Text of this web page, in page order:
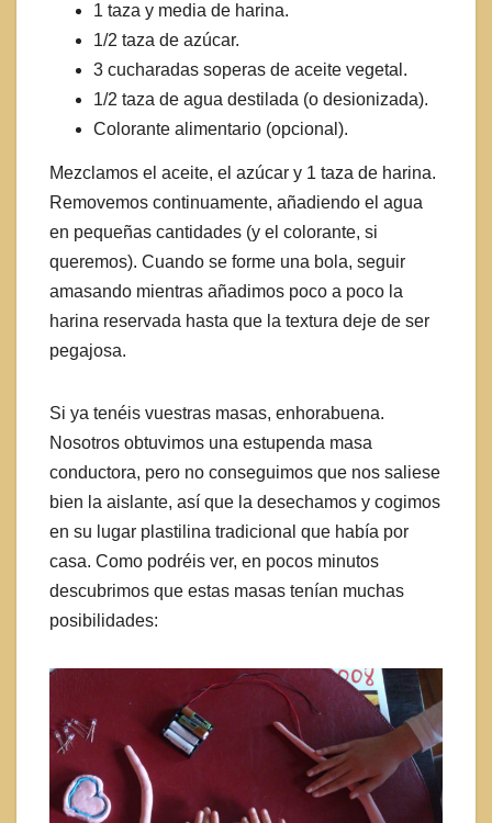
1 taza y media de harina.
1/2 taza de azúcar.
3 cucharadas soperas de aceite vegetal.
1/2 taza de agua destilada (o desionizada).
Colorante alimentario (opcional).
Mezclamos el aceite, el azúcar y 1 taza de harina.
Removemos continuamente, añadiendo el agua
en pequeñas cantidades (y el colorante, si
queremos). Cuando se forme una bola, seguir
amasando mientras añadimos poco a poco la
harina reservada hasta que la textura deje de ser
pegajosa.
Si ya tenéis vuestras masas, enhorabuena.
Nosotros obtuvimos una estupenda masa
conductora, pero no conseguimos que nos saliese
bien la aislante, así que la desechamos y cogimos
en su lugar plastilina tradicional que había por
casa. Como podréis ver, en pocos minutos
descubrimos que estas masas tenían muchas
posibilidades: